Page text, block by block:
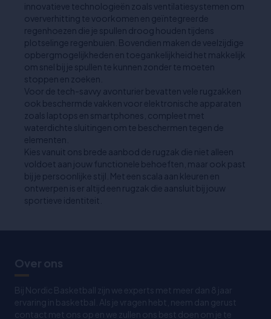
innovatieve technologieën zoals ventilatiesystemen om
oververhitting te voorkomen en geïntegreerde
regenhoezen die je spullen droog houden tijdens
plotselinge regenbuien. Bovendien maken de veelzijdige
opbergmogelijkheden en toegankelijkheid het makkelijk
om snel bij je spullen te kunnen zonder te moeten
stoppen en zoeken.
Voor de tech-savvy avonturier bevatten vele rugzakken
ook beschermde vakken voor elektronische apparaten
zoals laptops en smartphones, compleet met
waterdichte sluitingen om te beschermen tegen de
elementen.
Kies vanuit ons brede aanbod de rugzak die niet alleen
voldoet aan jouw functionele behoeften, maar ook past
bij je persoonlijke stijl. Met een scala aan kleuren en
ontwerpen is er altijd een rugzak die aansluit bij jouw
sportieve identiteit.
Over ons
Bij Nordic Basketball zijn we experts met meer dan 8 jaar
ervaring in basketbal. Als je vragen hebt, neem dan gerust
contact met ons op en we zullen ons best doen om je te